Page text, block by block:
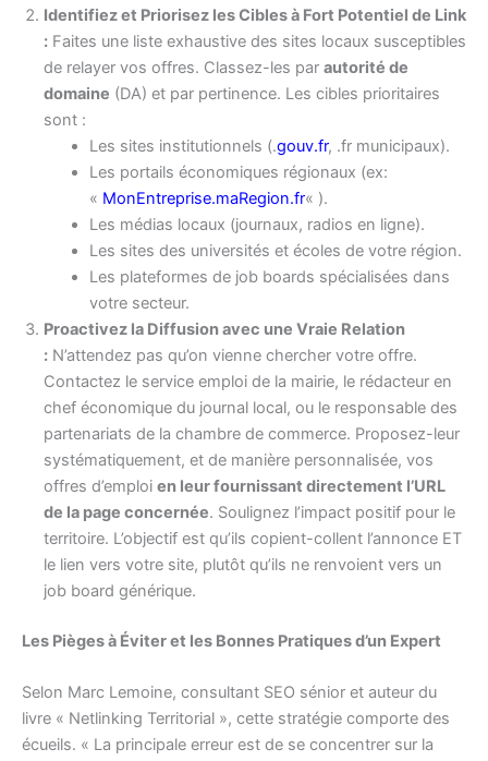
Identifiez et Priorisez les Cibles à Fort Potentiel de Link
: Faites une liste exhaustive des sites locaux susceptibles
de relayer vos offres. Classez-les par autorité de
domaine (DA) et par pertinence. Les cibles prioritaires
sont :
Les sites institutionnels (.gouv.fr, .fr municipaux).
Les portails économiques régionaux (ex:
« MonEntreprise.maRegion.fr« ).
Les médias locaux (journaux, radios en ligne).
Les sites des universités et écoles de votre région.
Les plateformes de job boards spécialisées dans
votre secteur.
Proactivez la Diffusion avec une Vraie Relation
: N’attendez pas qu’on vienne chercher votre offre.
Contactez le service emploi de la mairie, le rédacteur en
chef économique du journal local, ou le responsable des
partenariats de la chambre de commerce. Proposez-leur
systématiquement, et de manière personnalisée, vos
offres d’emploi en leur fournissant directement l’URL
de la page concernée. Soulignez l’impact positif pour le
territoire. L’objectif est qu’ils copient-collent l’annonce ET
le lien vers votre site, plutôt qu’ils ne renvoient vers un
job board générique.
Les Pièges à Éviter et les Bonnes Pratiques d’un Expert
Selon Marc Lemoine, consultant SEO sénior et auteur du
livre « Netlinking Territorial », cette stratégie comporte des
écueils. « La principale erreur est de se concentrer sur la